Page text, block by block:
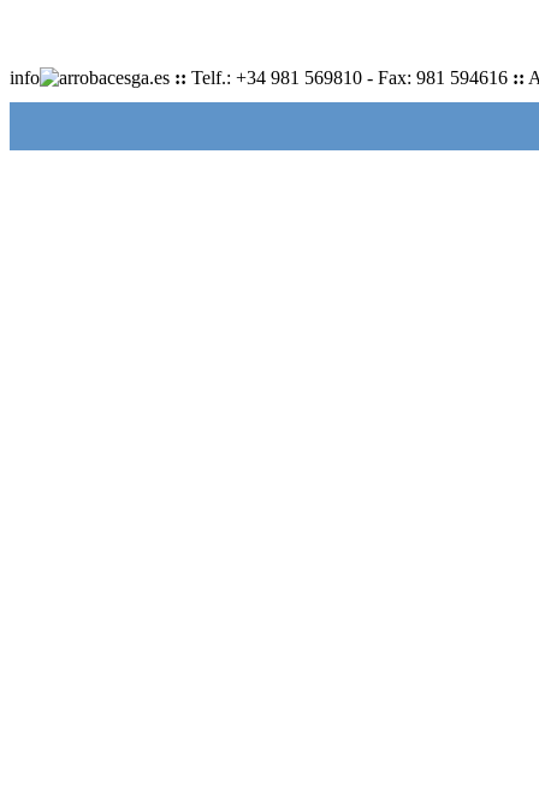
info cesga.es :: Telf.: +34 981 569810 - Fax: 981 594616 ::